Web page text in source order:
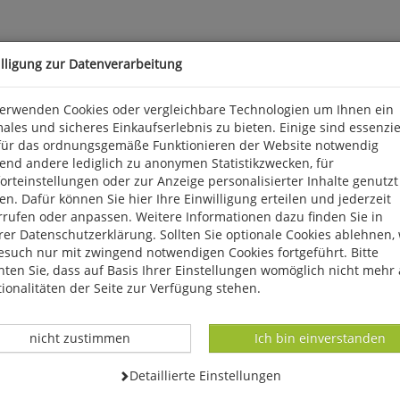
Kolkraben: Gezielte Hilferufe an Verwandte und Freunde,
Bruterfolg, Vogelschnäbel: Nahrungsökologie
Waldvögel: Straßennähe nicht in allen Regionen schlecht für
zur Datenverarbeitung
Cookies oder vergleichbare Technologien um Ihnen ein
und sicheres Einkaufserlebnis zu bieten. Einige sind
das ordnungsgemäße Funktionieren der Website notwendig
andere lediglich zu anonymen Statistikzwecken, für
oder zur Anzeige personalisierter Inhalte genutzt
Dafür können Sie hier Ihre Einwilligung erteilen und jederzeit
oder anpassen. Weitere Informationen dazu finden Sie in
Datenschutzerklärung. Sollten Sie optionale Cookies ablehnen,
nur mit zwingend notwendigen Cookies fortgeführt. Bitte
Sie, dass auf Basis Ihrer Einstellungen womöglich nicht mehr
der Seite zur Verfügung stehen.
Datenverarbeitung -
Ich bin einverstanden
Datenverarbeitung -
nicht zustimmen
Datenverarbeitung -
Detaillierte Einstellungen